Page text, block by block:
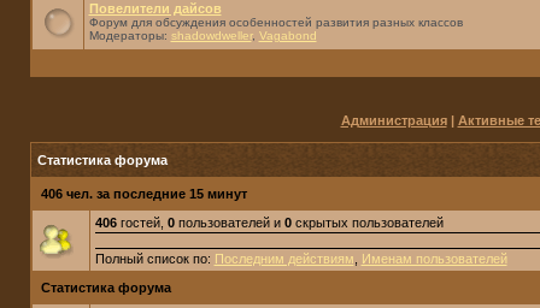
Повелители дайсов
Форум для обсуждения особенностей развития разных классов
Модераторы: shadowdweller, Vagabond
Администрация| Активные
Статистика форума
406 чел. за последние 15 минут
406гостей, 0пользователей и 0скрытых пользователей
Полный список по: Последним действиям
Именам пользователей
Статистика форума